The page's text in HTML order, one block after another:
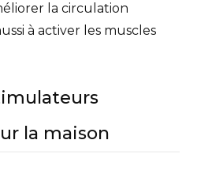
la circulation
à activer les muscles
la maison